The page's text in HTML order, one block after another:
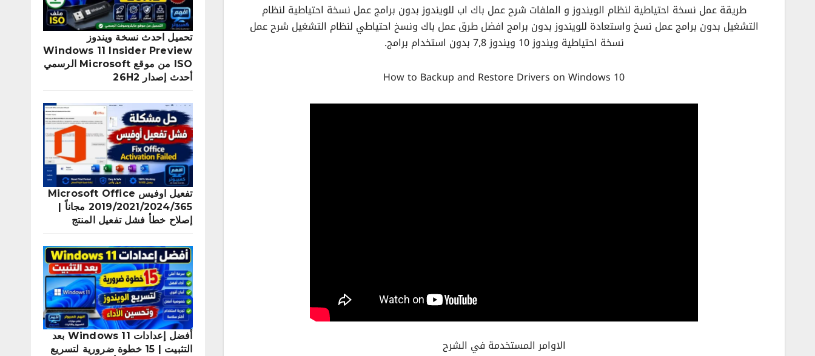
طريقة عمل نسخة احتياطية لنظام الويندوز و الملفات شرح عمل باك اب للويندوز بدون برامج عمل نسخة احتياطية لنظام
التشغيل بدون برامج عمل نسخ واستعادة للويندوز بدون برامج افضل طرق عمل باك ونسخ احتياطي لنظام التشغيل شرح عمل
نسخة احتياطية ويندوز 10 ويندوز 7,8 بدون استخدام برامج.
How to Backup and Restore Drivers on Windows 10
الاوامر المستخدمة في الشرح
تحميل احدث نسخة ويندوز
Windows 11 Insider Preview
ISO من موقع Microsoft الرسمي
أحدث إصدار 26H2
تفعيل اوفيس Microsoft Office
2019/2021/2024/365 مجاناً |
إصلاح خطأ فشل تفعيل المنتج
أفضل إعدادات Windows 11 بعد
التثبيت | 15 خطوة ضرورية لتسريع